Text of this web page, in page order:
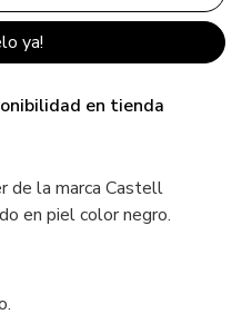
ya!
en tienda
de la marca Castell
en piel color negro.